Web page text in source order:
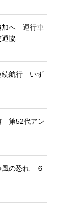
加へ 運行車
協
続航行 いず
第52代アン
風の恐れ ６